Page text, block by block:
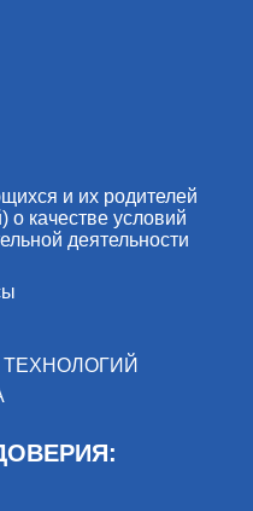
и их родителей
о качестве условий
деятельности